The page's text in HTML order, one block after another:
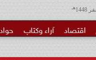
هـ
اقتصاد آراء وكتاب